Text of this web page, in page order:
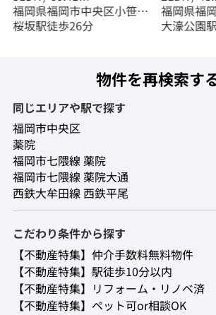
福岡県福岡市中央区小笹１
丁目
桜坂駅徒歩26分
福岡県福
丁目
大濠公園
物件を再検索す
同じエリアや駅で探す
福岡市中央区
薬院
福岡市七隈線 薬院
福岡市七隈線 薬院大通
西鉄大牟田線 西鉄平尾
こだわり条件から探す
【不動産特集】仲介手数料無料物件
【不動産特集】駅徒歩10分以内
【不動産特集】リフォーム・リノベ済
【不動産特集】ペット可or相談OK